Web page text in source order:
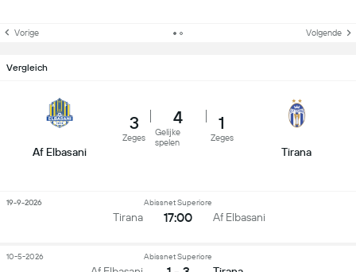
Vorige Volgende
Vergleich
Af Elbasani
3
Zeges
4
Gelijke
spelen
1
Zeges
Tirana
Tirana
Abissnet Superiore
17:00 Af Elbasani
19-9-2026
Abissnet Superiore
10-5-2026